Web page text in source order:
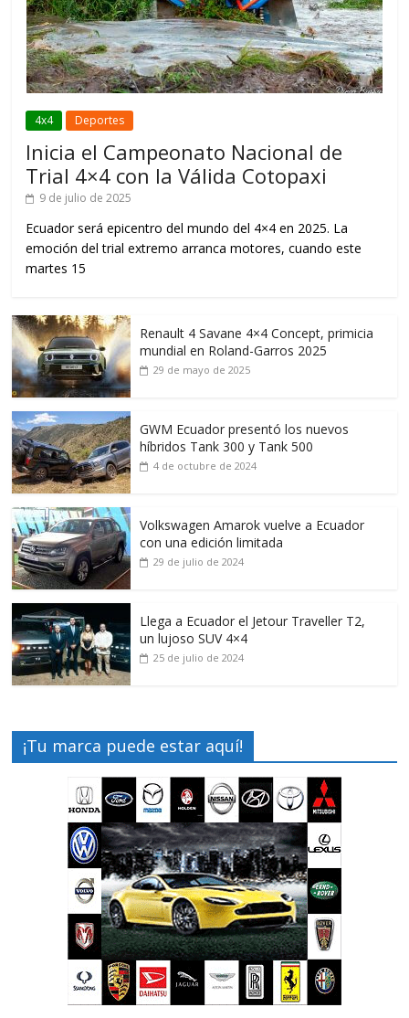
4x4 Deportes
Inicia el Campeonato Nacional de
Trial 4×4 con la Válida Cotopaxi
9 de julio de 2025
Ecuador será epicentro del mundo del 4×4 en 2025. La
emoción del trial extremo arranca motores, cuando este
martes 15
Renault 4 Savane 4×4 Concept, primicia
mundial en Roland-Garros 2025
29 de mayo de 2025
GWM Ecuador presentó los nuevos
híbridos Tank 300 y Tank 500
4 de octubre de 2024
Volkswagen Amarok vuelve a Ecuador
con una edición limitada
29 de julio de 2024
Llega a Ecuador el Jetour Traveller T2,
un lujoso SUV 4×4
25 de julio de 2024
¡Tu marca puede estar aquí!